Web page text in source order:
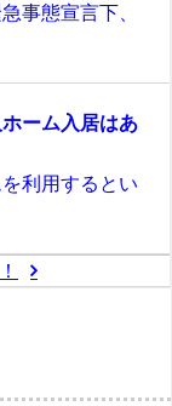
事態宣言下、
ーム入居はあ
利用するとい